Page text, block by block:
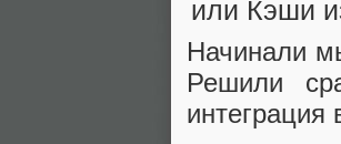
Начинали
Решили